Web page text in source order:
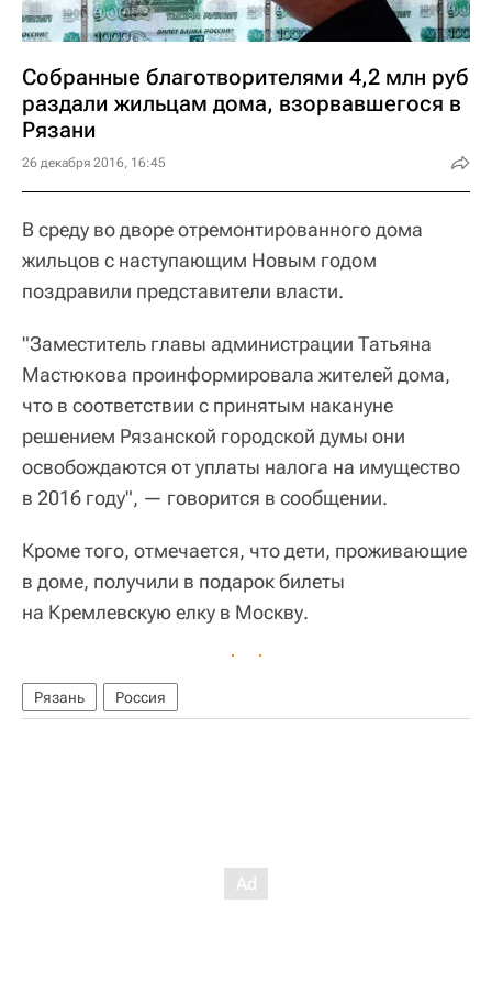
Собранные благотворителями 4,2 млн руб
раздали жильцам дома, взорвавшегося в
Рязани
26 декабря 2016, 16:45
В среду во дворе отремонтированного дома
жильцов с наступающим Новым годом
поздравили представители власти.
"Заместитель главы администрации Татьяна
Мастюкова проинформировала жителей дома,
что в соответствии с принятым накануне
решением Рязанской городской думы они
освобождаются от уплаты налога на имущество
в 2016 году", — говорится в сообщении.
Кроме того, отмечается, что дети, проживающие
в доме, получили в подарок билеты
на Кремлевскую елку в Москву.
Рязань Россия